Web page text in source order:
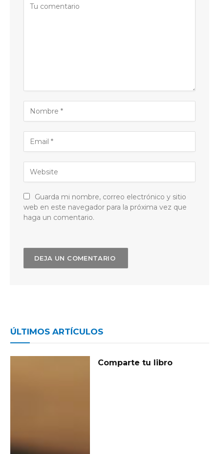
Guarda mi nombre, correo electrónico y sitio
web en este navegador para la próxima vez que
haga un comentario.
ÚLTIMOS ARTÍCULOS
Comparte tu libro